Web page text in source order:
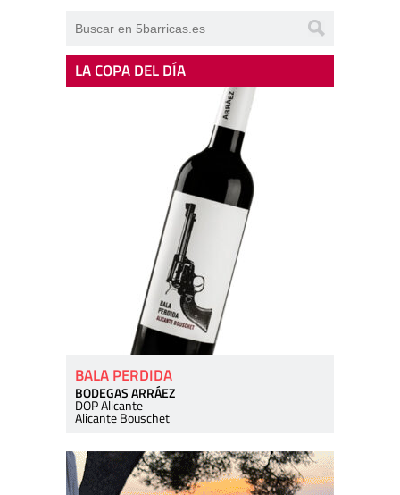
LA COPA DEL DÍA
BALA PERDIDA
BODEGAS ARRÁEZ
DOP Alicante
Alicante Bouschet